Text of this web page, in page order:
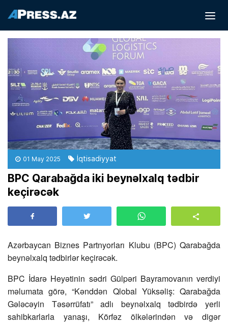
01 May 2025 İqtisadiyyat
BPC Qarabağda iki beynəlxalq tədbir
keçirəcək
Azərbaycan Biznes Partnyorları Klubu (BPC) Qarabağda
beynəlxalq tədbirlər keçirəcək.
BPC İdarə Heyətinin sədri Gülpəri Bayramovanın verdiyi
məlumata görə, “Kənddən Qlobal Yüksəliş: Qarabağda
Gələcəyin Təsərrüfatı” adlı beynəlxalq tədbirdə yerli
sahibkarlarla yanaşı, Körfəz ölkələrindən və digər